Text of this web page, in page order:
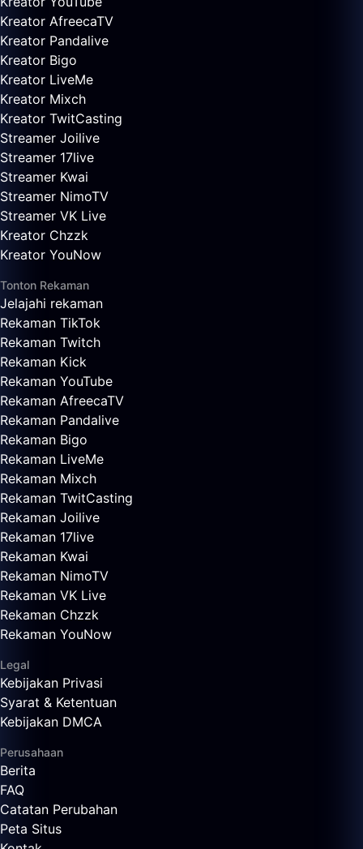
Kreator AfreecaTV
Kreator Pandalive
Kreator Bigo
Kreator LiveMe
Kreator Mixch
Kreator TwitCasting
Streamer Joilive
Streamer 17live
Streamer Kwai
Streamer NimoTV
Streamer VK Live
Kreator Chzzk
Kreator YouNow
Tonton Rekaman
Jelajahi rekaman
Rekaman TikTok
Rekaman Twitch
Rekaman Kick
Rekaman YouTube
Rekaman AfreecaTV
Rekaman Pandalive
Rekaman Bigo
Rekaman LiveMe
Rekaman Mixch
Rekaman TwitCasting
Rekaman Joilive
Rekaman 17live
Rekaman Kwai
Rekaman NimoTV
Rekaman VK Live
Rekaman Chzzk
Rekaman YouNow
Legal
Kebijakan Privasi
Syarat & Ketentuan
Kebijakan DMCA
Perusahaan
Berita
FAQ
Catatan Perubahan
Peta Situs